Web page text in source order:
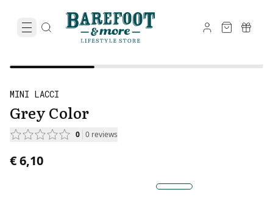
MINI LACCI
Grey Color
0 0 reviews
€ 6,10